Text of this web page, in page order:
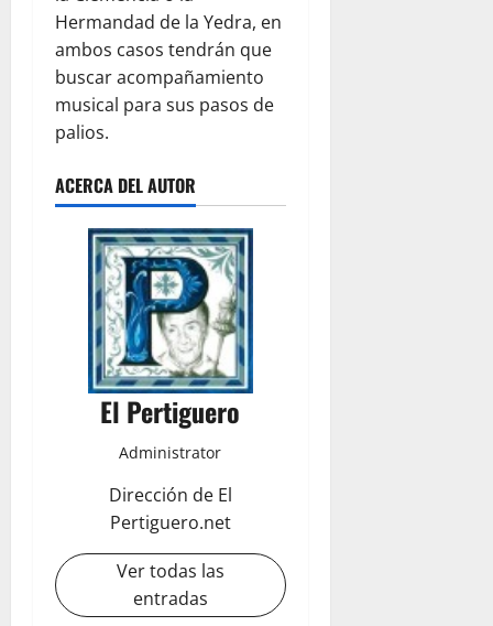
Hermandad de la Yedra, en
ambos casos tendrán que
buscar acompañamiento
musical para sus pasos de
palios.
ACERCA DEL AUTOR
El Pertiguero
Administrator
Dirección de El
Pertiguero.net
Ver todas las
entradas